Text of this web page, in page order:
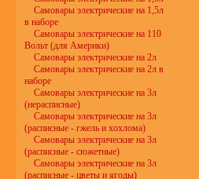
Самовары электрические на 1,5л
в наборе
Самовары электрические на 110
Вольт (для Америки)
Самовары электрические на 2л
Самовары электрические на 2л в
наборе
Самовары электрические на 3л
(нерасписные)
Самовары электрические на 3л
(расписные - гжель и хохлома)
Самовары электрические на 3л
(расписные - сюжетные)
Самовары электрические на 3л
(расписные - цветы и ягоды)